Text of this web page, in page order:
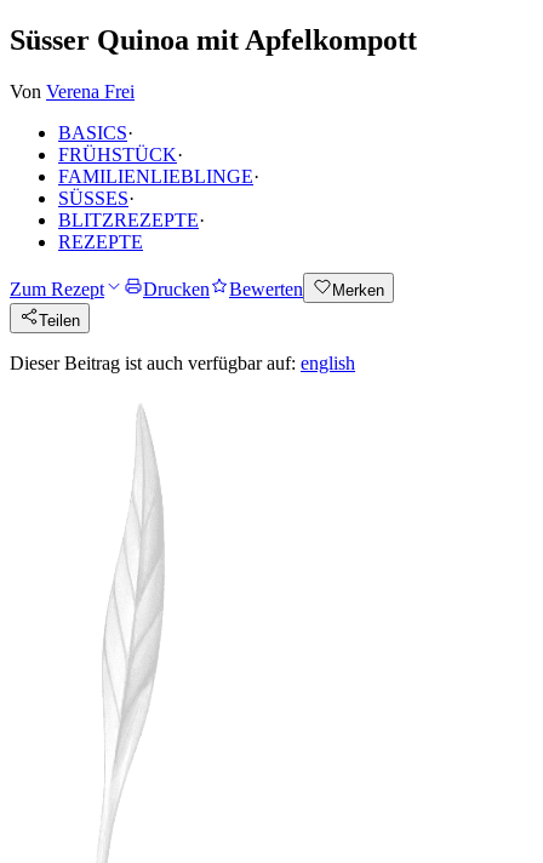
Süsser Quinoa mit Apfelkompott
Von Verena Frei
BASICS·
FRÜHSTÜCK·
FAMILIENLIEBLINGE·
SÜSSES·
BLITZREZEPTE·
REZEPTE
Zum Rezept Drucken Bewerten
Merken
Teilen
Dieser Beitrag ist auch verfügbar auf: english